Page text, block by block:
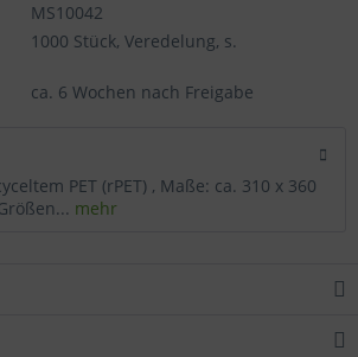
MS10042
1000 Stück, Veredelung, s.
ca. 6 Wochen nach Freigabe
PET (rPET) , Maße: ca. 310 x 360
mehr